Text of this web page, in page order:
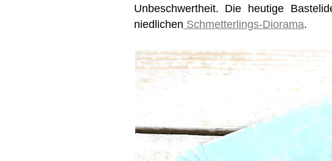
Unbeschwertheit. Die heutige
niedlichen Schmetterlings-Diorama.